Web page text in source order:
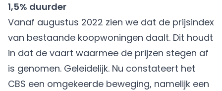
1,5% duurder
Vanaf augustus 2022 zien we dat de prijsindex
van bestaande koopwoningen daalt. Dit houdt
in dat de vaart waarmee de prijzen stegen af
is genomen. Geleidelijk. Nu constateert het
CBS een omgekeerde beweging, namelijk een